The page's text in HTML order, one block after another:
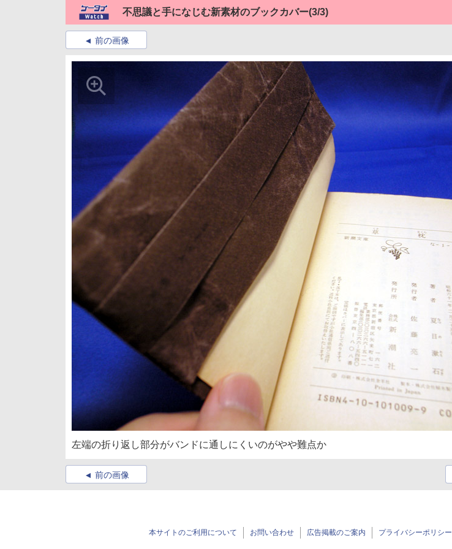
不思議と手になじむ新素材のブックカバー(3/3)
前の画像
左端の折り返し部分がバンドに通しにくいのがやや難点か
前の画像
本サイトのご利用について お問い合わせ 広告掲載のご案内 プライバシーポリシー